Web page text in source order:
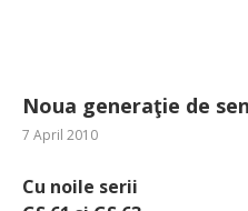
Noua generaţie de
7 April 2010
Cu noile serii